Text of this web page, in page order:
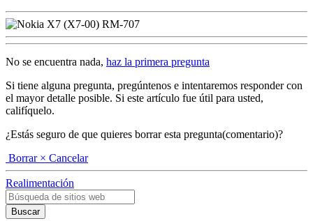
No se encuentra nada, haz la primera pregunta
Si tiene alguna pregunta, pregúntenos e intentaremos responder con
el mayor detalle posible. Si este artículo fue útil para usted,
califíquelo.
¿Estás seguro de que quieres borrar esta pregunta(comentario)?
Borrar × Cancelar
Realimentación